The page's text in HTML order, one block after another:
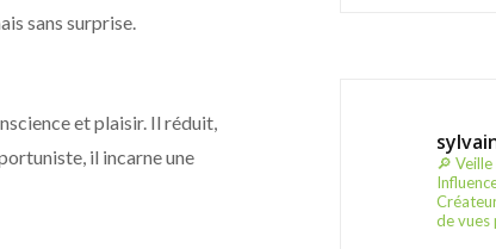
sans surprise.
et plaisir. Il réduit,
il incarne une
🔎
de vues